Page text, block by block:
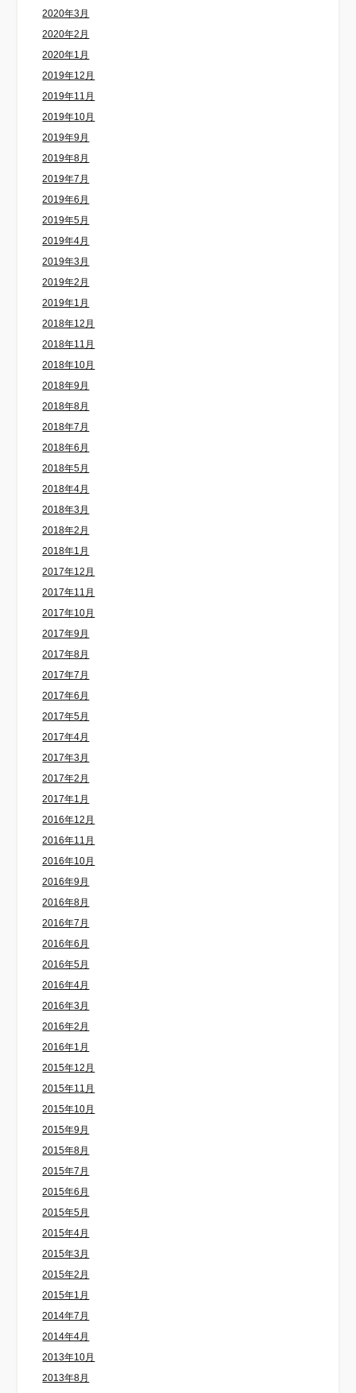
2020年3月
2020年2月
2020年1月
2019年12月
2019年11月
2019年10月
2019年9月
2019年8月
2019年7月
2019年6月
2019年5月
2019年4月
2019年3月
2019年2月
2019年1月
2018年12月
2018年11月
2018年10月
2018年9月
2018年8月
2018年7月
2018年6月
2018年5月
2018年4月
2018年3月
2018年2月
2018年1月
2017年12月
2017年11月
2017年10月
2017年9月
2017年8月
2017年7月
2017年6月
2017年5月
2017年4月
2017年3月
2017年2月
2017年1月
2016年12月
2016年11月
2016年10月
2016年9月
2016年8月
2016年7月
2016年6月
2016年5月
2016年4月
2016年3月
2016年2月
2016年1月
2015年12月
2015年11月
2015年10月
2015年9月
2015年8月
2015年7月
2015年6月
2015年5月
2015年4月
2015年3月
2015年2月
2015年1月
2014年7月
2014年4月
2013年10月
2013年8月